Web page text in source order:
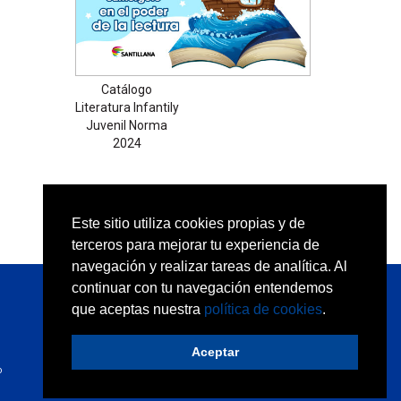
Este sitio utiliza cookies propias y de
terceros para mejorar tu experiencia de
navegación y realizar tareas de analítica. Al
continuar con tu navegación entendemos
que aceptas nuestra política de cookies.
Aceptar
Catálogo
Literatura Infantily
Juvenil Norma
2024
Desarrollo web: